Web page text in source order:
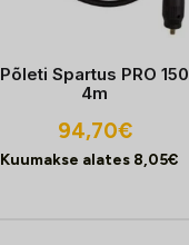
Põleti Spartus PRO 150
4m
94,70€
Kuumakse alates 8,05€